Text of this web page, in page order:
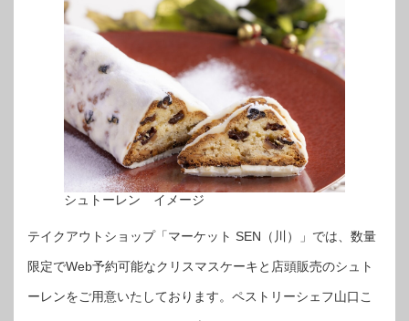
シュトーレン イメージ
テイクアウトショップ「マーケット SEN（川）」では、数量
限定でWeb予約可能なクリスマスケーキと店頭販売のシュト
ーレンをご用意いたしております。ペストリーシェフ山口こ